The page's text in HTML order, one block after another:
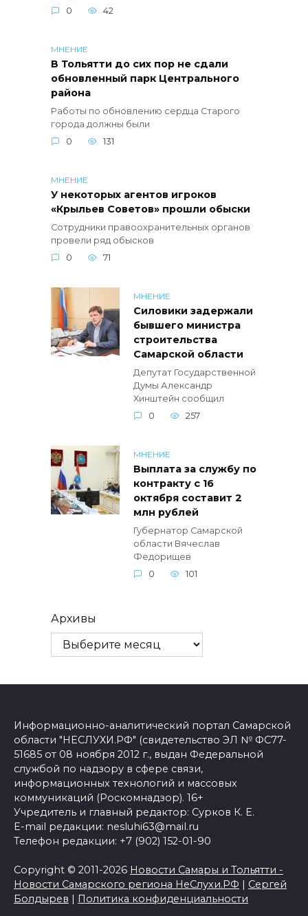
0
42
МНЕНИЕ
В Тольятти до сих пор не сдали
обновленный парк Центрального
района
Работы по обновлению сердца Старого
города должны были
0
131
МНЕНИЕ
У некоторых агентов игроков
«Крыльев Советов» прошли обыски
Сотрудники правоохранительных органов
провели ряд обысков
0
71
МНЕНИЕ
Силовики задержали
бывшего министра
строительства
Самарской области
Депутат Государственной
Думы Александр
Хинштейн сообщил
0
257
МНЕНИЕ
Выплата за службу по
контракту с 16
октября составит 2
млн рублей
Губернатор Самарской
области Вячеслав
Федорищев
0
101
Архивы
Информационно-аналитический портал Самарской
области "НЕСЛУХИ.РФ" (свидетельство ЭЛ № ФС77-
51685 от 08 ноября 2012 г., выдан Федеральной
службой по надзору в сфере связи,
информационных технологий и массовых
коммуникаций (Роскомнадзор). 16+
Учредитель и главный редактор: Сурков К. Е.
E-mail редакции: nesluhi63@mail.ru
Телефон редакции: +7 (902) 152-01-90
Copyright © 2011-2026 Новости Самары и Тольятти -
Новости Самарского региона НеСлухи.РФ | Сергей
Болдырев | Политика конфиденциальности